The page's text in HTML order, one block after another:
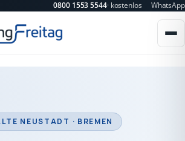
0800 1553 5544· kostenlos WhatsApp
NEUSTADT · BREMEN